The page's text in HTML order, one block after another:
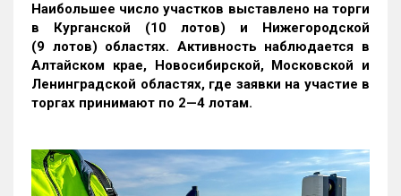
Наибольшее число участков выставлено на торги
в Курганской (10 лотов) и Нижегородской
(9 лотов) областях. Активность наблюдается в
Алтайском крае, Новосибирской, Московской и
Ленинградской областях, где заявки на участие в
торгах принимают по 2—4 лотам.